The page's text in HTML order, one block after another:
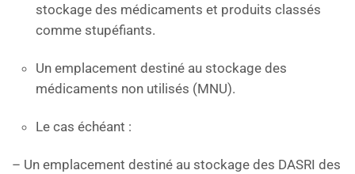
stockage des médicaments et produits classés
comme stupéfiants.
Un emplacement destiné au stockage des
médicaments non utilisés (MNU).
Le cas échéant :
– Un emplacement destiné au stockage des DASRI des